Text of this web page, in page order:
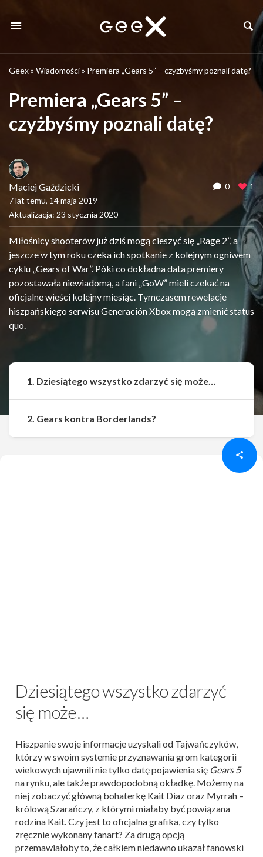
Geex» Wiadomości» Premiera „Gears 5” – czyżbyśmy poznali datę?
Premiera „Gears 5” –
czyżbyśmy poznali datę?
Maciej Gaździcki
7 lat temu, 14 maja 2019
Aktualizacja: 23 stycznia 2020
0 1
Miłośnicy shooterów już dziś mogą cieszyć się „Rage 2”, a
jeszcze w tym roku czeka ich spotkanie z kolejnym ogniwem
cyklu „Gears of War”. Póki co dokładna data premiery
pozostawała niewiadomą, a fani „GoW” mieli czekać na
oficjalne wieści kolejny miesiąc. Tymczasem rewelacje
hiszpańskiego serwisu Generación Xbox mogą zmienić status
quo.
Udostępnij
Dziesiątego wszystko zdarzyć
się może…
Hiszpanie swoje informacje uzyskali od Tajwańczyków,
którzy w swoim systemie przyznawania grom kategorii
wiekowych ujawnili nie tylko datę pojawienia się Gears 5
na rynku, ale także prawdopodobną okładkę. Możemy na
niej zobaczyć główną bohaterkę Kait Diaz oraz Myrrah –
królową Szarańczy, z którymi miałaby być powiązana
rodzina Kait. Czy jest to oficjalna grafika, czy tylko
zręcznie wykonany fanart? Za drugą opcją
przemawiałoby to, że całkiem niedawno ukazał fanowski
1. Dziesiątego wszystko zdarzyć się może…
2. Gears kontra Borderlands?